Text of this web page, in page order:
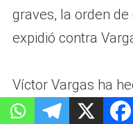
graves, la orden
expidió contra
Víctor Vargas ha
se encuentra sin